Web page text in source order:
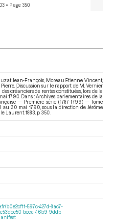
• Page 350
Jean-François, Moreau Etienne Vincent,
Discussion sur le rapport de M. Vernier
créanciers de rentes constituées, lors de la
1790. Dans : Archives parlementaires de la
— Première série (1787-1799) — Tome
au 30 mai 1790 , sous la direction de Jérôme
Laurent. 1883. p. 350.
b0e2cf11-597c-427d-8ac7-
beca-46b9-9ddb-